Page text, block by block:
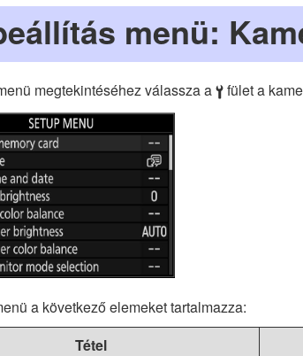
menü:
megtekintéséhez válassza a B fület a
a következő elemeket tartalmazza:
Tétel